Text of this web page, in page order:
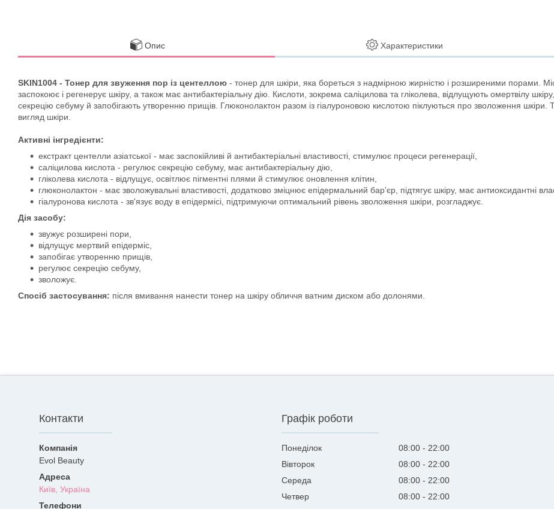
Опис Характеристики
SKIN1004 - Тонер для звуження пор із центеллою - тонер для шкіри, яка бореться з надмірною жирністю і розширеними порами.
заспокоює і регенерує шкіру, а також має антибактеріальну дію. Кислоти, зокрема саліцилова та гліколева, відлущують омертвілу
секрецію себуму й запобігають утворенню прищів. Глюконолактон разом із гіалуроновою кислотою піклуються про зволоження шкіри.
вигляд шкіри.
Активні інгредієнти:
екстракт центелли азіатської - має заспокійливі й антибактеріальні властивості, стимулює процеси регенерації,
саліцилова кислота - регулює секрецію себуму, має антибактеріальну дію,
гліколева кислота - відлущує, освітлює пігментні плями й стимулює оновлення клітин,
глюконолактон - має зволожувальні властивості, додатково зміцнює епідермальний бар'єр, підтягує шкіру, має антиоксидантні
гіалуронова кислота - зв'язує воду в епідермісі, підтримуючи оптимальний рівень зволоження шкіри, розгладжує.
Дія засобу:
звужує розширені пори,
відлущує мертвий епідерміс,
запобігає утворенню прищів,
регулює секрецію себуму,
зволожує.
Спосіб застосування: після вмивання нанести тонер на шкіру обличчя ватним диском або долонями.
Контакти
Evol Beauty
Київ, Україна
Графік роботи
Понеділок 08:00
22:00
Вівторок
08:00
22:00
Середа
08:00
22:00
Четвер
08:00
22:00